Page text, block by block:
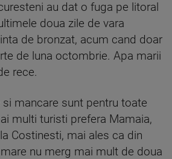
au dat o fuga pe litoral
doua zile de vara
de bronzat, acum cand doar
de luna octombrie. Apa marii
rece.
si mancare sunt pentru toate
multi turisti prefera Mamaia,
Costinesti, mai ales ca din
nu merg mai mult de doua